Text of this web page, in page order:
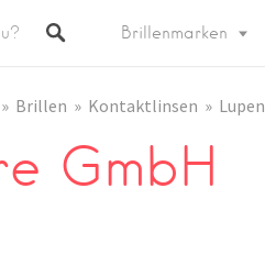
Brillenmarken
Brillen Kontaktlinsen Lupen
GmbH